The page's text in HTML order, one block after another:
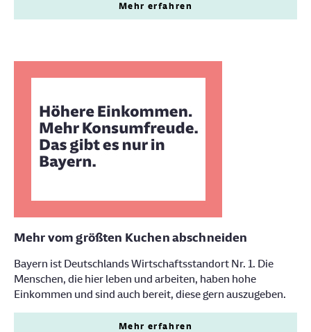
Mehr erfahren
Mehr vom größten Kuchen abschneiden
Bayern ist Deutschlands Wirtschaftsstandort Nr. 1. Die
Menschen, die hier leben und arbeiten, haben hohe
Einkommen und sind auch bereit, diese gern auszugeben.
Mehr erfahren